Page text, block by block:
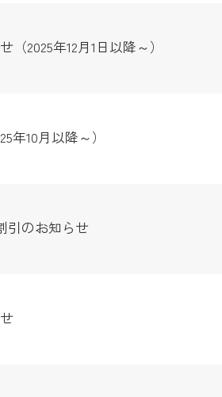
2025年12月1日以降～）
10月以降～）
引のお知らせ